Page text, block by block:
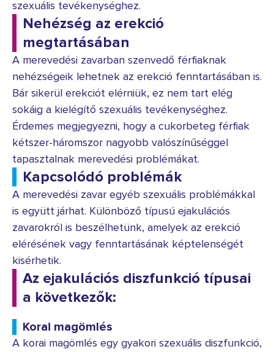
szexuális tevékenységhez.
Nehézség az erekció
megtartásában
A merevedési zavarban szenvedő férfiaknak
nehézségeik lehetnek az erekció fenntartásában is.
Bár sikerül erekciót elérniük, ez nem tart elég
sokáig a kielégítő szexuális tevékenységhez.
Érdemes megjegyezni, hogy a cukorbeteg férfiak
kétszer-háromszor nagyobb valószínűséggel
tapasztalnak merevedési problémákat.
Kapcsolódó problémák
A merevedési zavar egyéb szexuális problémákkal
is együtt járhat. Különböző típusú ejakulációs
zavarokról is beszélhetünk, amelyek az erekció
elérésének vagy fenntartásának képtelenségét
kisérhetik.
Az ejakulációs diszfunkció típusai
a következők:
Korai magömlés
A korai magömlés egy gyakori szexuális diszfunkció,